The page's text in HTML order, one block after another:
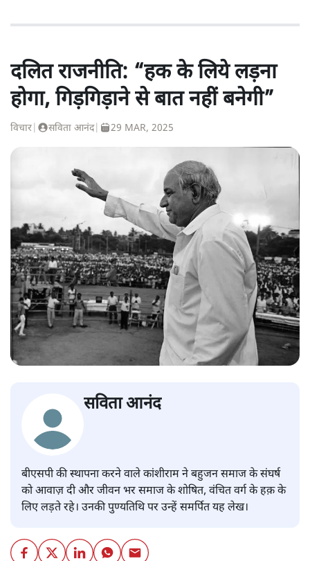
दलित राजनीति: “हक के लिये लड़ना
होगा, गिड़गिड़ाने से बात नहीं बनेगी”
विचार सविता आनंद| 29 MAR, 2025
सविता आनंद
बीएसपी की स्थापना करने वाले कांशीराम ने बहुजन समाज के संघर्ष
को आवाज़ दी और जीवन भर समाज के शोषित, वंचित वर्ग के हक़ के
लिए लड़ते रहे। उनकी पुण्यतिथि पर उन्हें समर्पित यह लेख।